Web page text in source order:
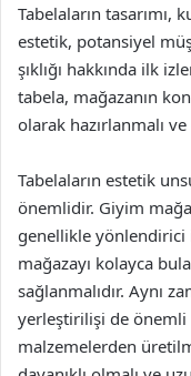
Tabelaların tasarımı,
estetik, potansiyel
şıklığı hakkında ilk
tabela, mağazanın
olarak hazırlanmalı
Tabelaların estetik
önemlidir. Giyim
genellikle yönlendirici
mağazayı kolayca
sağlanmalıdır. Aynı
yerleştirilişi de
malzemelerden